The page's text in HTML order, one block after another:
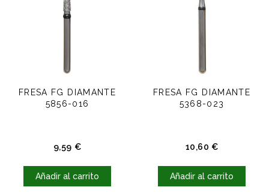
FRESA FG DIAMANTE
5856-016
9,59 €Precio
Añadir al carrito
FRESA FG DIAMANTE
5368-023
10,60 €Precio
Añadir al carrito